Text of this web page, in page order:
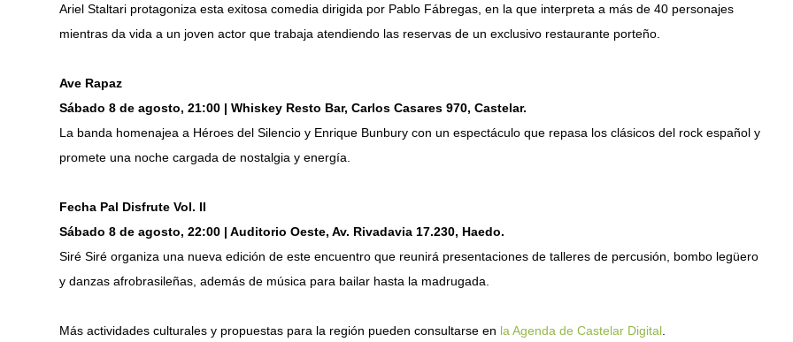
Ariel Staltari protagoniza esta exitosa comedia dirigida por Pablo Fábregas, en la que interpreta a más de 40 personajes
mientras da vida a un joven actor que trabaja atendiendo las reservas de un exclusivo restaurante porteño.
Ave Rapaz
Sábado 8 de agosto, 21:00 | Whiskey Resto Bar, Carlos Casares 970, Castelar.
La banda homenajea a Héroes del Silencio y Enrique Bunbury con un espectáculo que repasa los clásicos del rock español y
promete una noche cargada de nostalgia y energía.
Fecha Pal Disfrute Vol. II
Sábado 8 de agosto, 22:00 | Auditorio Oeste, Av. Rivadavia 17.230, Haedo.
Siré Siré organiza una nueva edición de este encuentro que reunirá presentaciones de talleres de percusión, bombo legüero
y danzas afrobrasileñas, además de música para bailar hasta la madrugada.
Más actividades culturales y propuestas para la región pueden consultarse en la Agenda de Castelar Digital